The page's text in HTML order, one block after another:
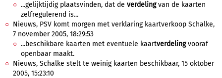
...gelijktijdig plaatsvinden, dat de verdelingvan de kaarten
zelfregulerend is...
Nieuws, PSV komt morgen met verklaring kaartverkoop Schalke,
7 november 2005, 18:29:53
...beschikbare kaarten met eventuele kaartverdelingvooraf
openbaar maakt.
Nieuws, Schalke stelt te weinig kaarten beschikbaar, 15 oktober
2005, 15:23:10